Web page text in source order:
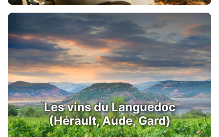
Les vins du Languedoc
(Hérault, Aude, Gard)